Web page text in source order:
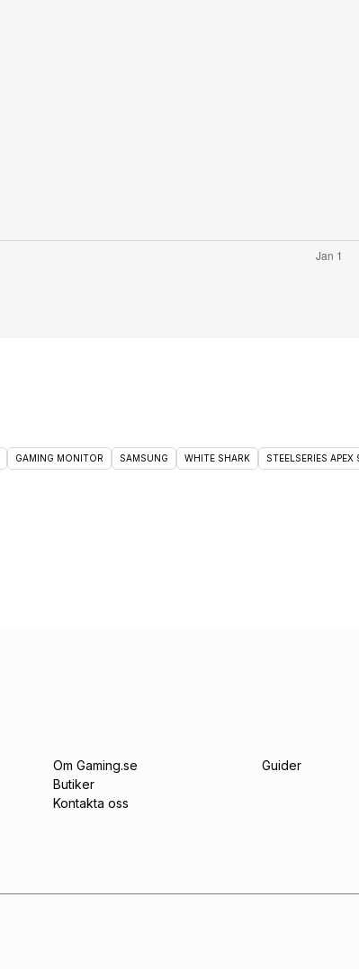
GAMING MONITOR SAMSUNG WHITE SHARK STEELSERIES
Om Gaming.se
Butiker
Kontakta oss
Guider